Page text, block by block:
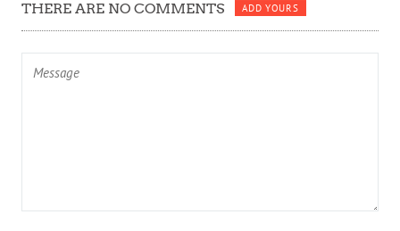
THERE ARE NO COMMENTS ADD YOURS